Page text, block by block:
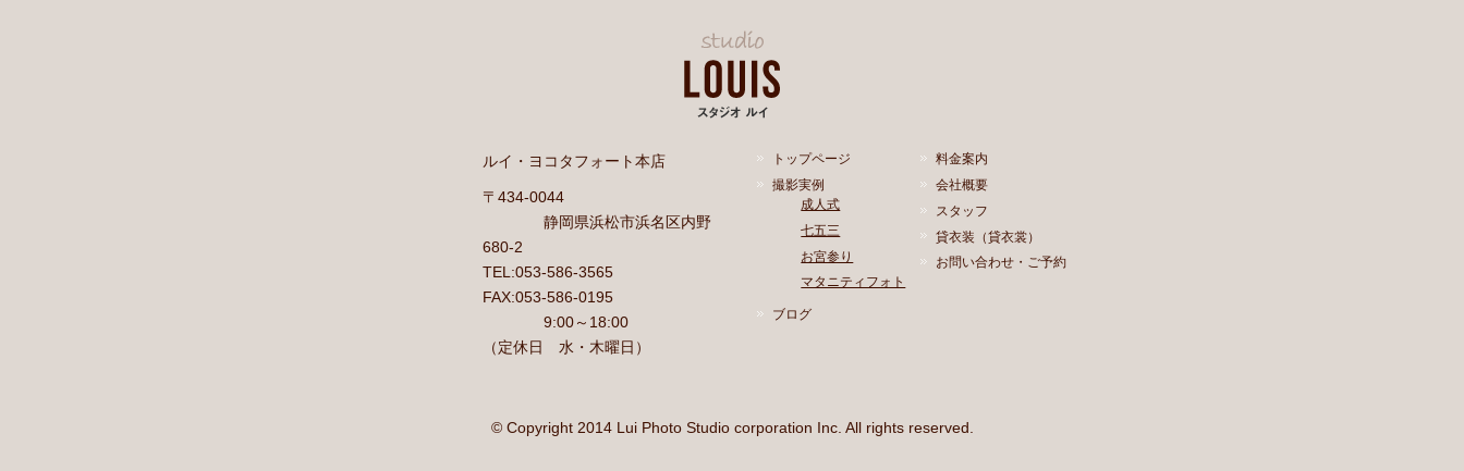
トップページ
撮影実例
成人式
七五三
お宮参り
マタニティフォト
ブログ
料金案内
会社概要
スタッフ
貸衣装（貸衣裳）
お問い合わせ・ご予約
ルイ・ヨコタフォート本店
〒434-0044
静岡県浜松市浜名区内野
680-2
TEL:053-586-3565
FAX:053-586-0195
9:00～18:00
（定休日 水・木曜日）
© Copyright 2014 Lui Photo Studio corporation Inc. All rights reserved.